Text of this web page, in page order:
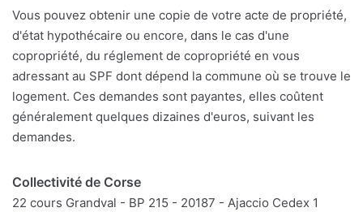
Vous pouvez obtenir une copie de votre acte de propriété,
d'état hypothécaire ou encore, dans le cas d'une
copropriété, du réglement de copropriété en vous
adressant au SPF dont dépend la commune où se trouve le
logement. Ces demandes sont payantes, elles coûtent
généralement quelques dizaines d'euros, suivant les
demandes.
Collectivité de Corse
22 cours Grandval - BP 215 - 20187 - Ajaccio Cedex 1